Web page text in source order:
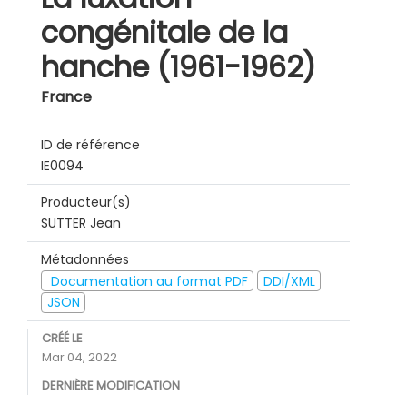
congénitale de la
hanche (1961-1962)
France
ID de référence
IE0094
Producteur(s)
SUTTER Jean
Métadonnées
Documentation au format PDF
DDI/XML
JSON
CRÉÉ LE
Mar 04, 2022
DERNIÈRE MODIFICATION